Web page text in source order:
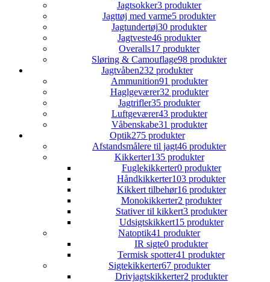
Jagtsokker3 produkter
Jagttøj med varme5 produkter
Jagtundertøj30 produkter
Jagtveste46 produkter
Overalls17 produkter
Sløring & Camouflage98 produkter
Jagtvåben232 produkter
Ammunition91 produkter
Haglgeværer32 produkter
Jagtrifler35 produkter
Luftgeværer43 produkter
Våbenskabe31 produkter
Optik275 produkter
Afstandsmålere til jagt46 produkter
Kikkerter135 produkter
Fuglekikkerter0 produkter
Håndkikkerter103 produkter
Kikkert tilbehør16 produkter
Monokikkerter2 produkter
Stativer til kikkert3 produkter
Udsigtskikkert15 produkter
Natoptik41 produkter
IR sigte0 produkter
Termisk spotter41 produkter
Sigtekikkerter67 produkter
Drivjagtskikkerter2 produkter